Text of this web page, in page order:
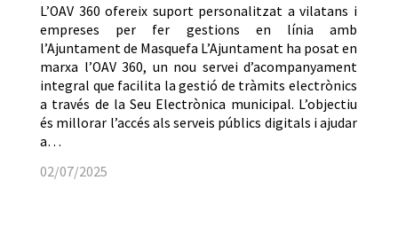
L’OAV 360 ofereix suport personalitzat a vilatans i
empreses per fer gestions en línia amb
l’Ajuntament de Masquefa L’Ajuntament ha posat en
marxa l’OAV 360, un nou servei d’acompanyament
integral que facilita la gestió de tràmits electrònics
a través de la Seu Electrònica municipal. L’objectiu
és millorar l’accés als serveis públics digitals i ajudar
a…
02/07/2025